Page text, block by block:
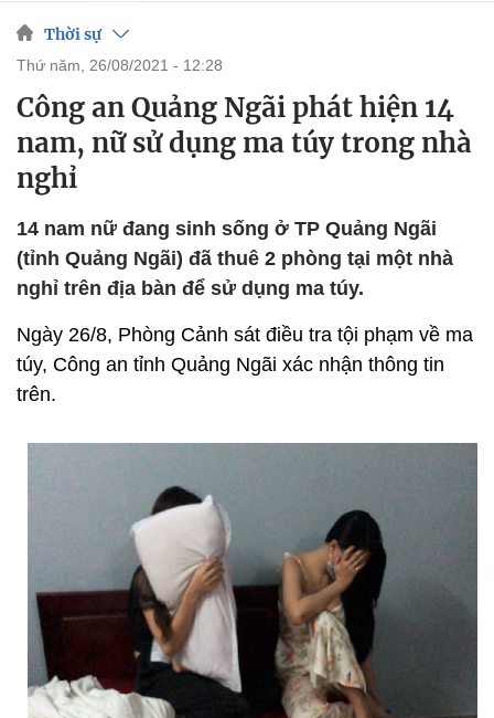
Thời sự
thứ năm, 26/08/2021 - 12:28
Công an Quảng Ngãi phát hiện 14
nam, nữ sử dụng ma túy trong nhà
nghỉ
14 nam nữ đang sinh sống ở TP Quảng Ngãi
(tỉnh Quảng Ngãi) đã thuê 2 phòng tại một nhà
nghỉ trên địa bàn để sử dụng ma túy.
Ngày 26/8, Phòng Cảnh sát điều tra tội phạm về ma
túy, Công an tỉnh Quảng Ngãi xác nhận thông tin
trên.